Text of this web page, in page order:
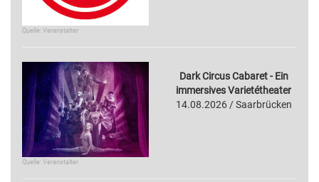
Quelle: Veranstalter
Quelle: Veranstalter
Dark Circus Cabaret - Ein
immersives Varietétheater
14.08.2026 / Saarbrücken